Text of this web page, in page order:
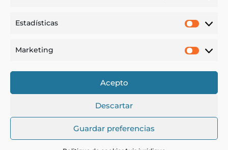
Estadísticas
Marketing
Acepto
Descartar
Guardar preferencias
Langage
English